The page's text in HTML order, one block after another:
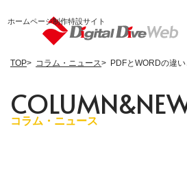
ホームページ制作特設サイト
TOP コラム・ニュース PDFとWORDの違
COLUMN&NE
コラム・ニュース